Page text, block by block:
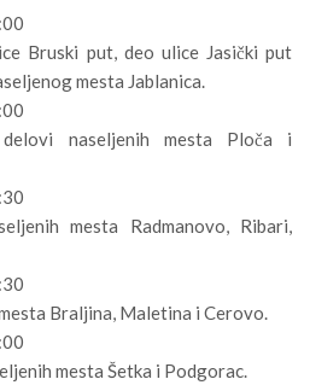
Bruski put, deo ulice Jasički put
mesta Jablanica.
delovi naseljenih mesta Ploča i
mesta Radmanovo, Ribari,
Braljina, Maletina i Cerovo.
mesta Šetka i Podgorac.